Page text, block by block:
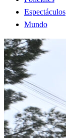
Espectáculos
Mundo